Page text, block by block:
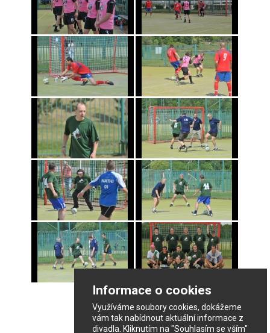
Informace o cookies
Využíváme soubory cookies, dokážeme
vám tak nabídnout aktuální informace z
divadla. Kliknutím na "Souhlasím se vším"